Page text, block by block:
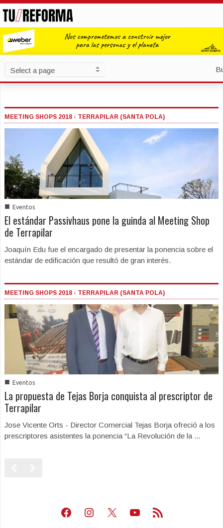
MEETING SHOPS 2018 - TERRAPILAR (SANTA POLA)
■ Eventos
El estándar Passivhaus pone la guinda al Meeting Shop
de Terrapilar
Joaquín Edu fue el encargado de presentar la ponencia sobre el
estándar de edificación que resultó de gran interés.
MEETING SHOPS 2018 - TERRAPILAR (SANTA POLA)
■ Eventos
La propuesta de Tejas Borja conquista al prescriptor de
Terrapilar
Jose Vicente Orts - Director Comercial Tejas Borja ofreció a los
prescriptores asistentes la ponencia “La Revolución de la ...
Facebook
Instagram
X Youtube
Feed RSS